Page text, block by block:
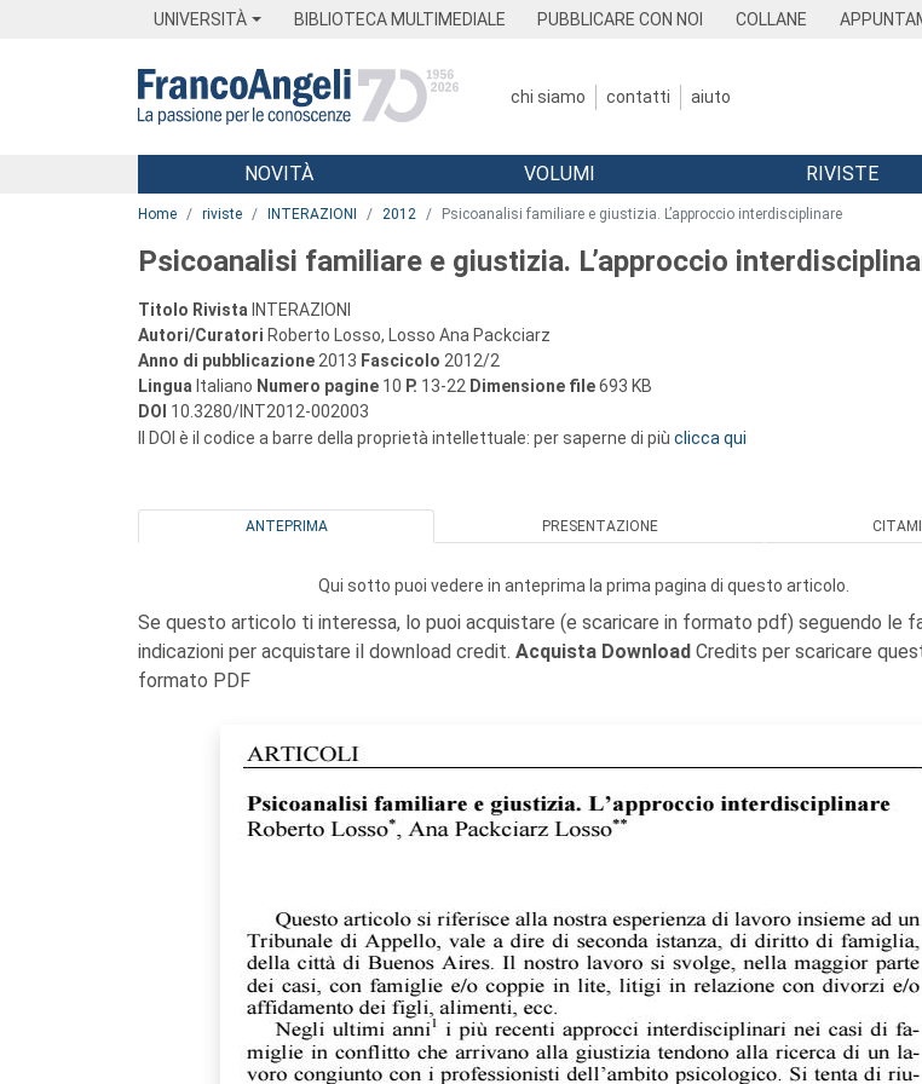
UNIVERSITÀ BIBLIOTECA MULTIMEDIALE PUBBLICARE CON NOI COLLANE
chi siamo contatti aiuto
Menu
NOVITÀ VOLUMI RIVISTE
Home riviste INTERAZIONI 2012 Psicoanalisi familiare e giustizia. L’approccio interdisciplinare
Psicoanalisi familiare e giustizia. L’approccio
Titolo Rivista INTERAZIONI
Autori/Curatori Roberto Losso, Losso Ana Packciarz
Anno di pubblicazione 2013 Fascicolo 2012/2
Lingua Italiano Numero pagine 10 P. 13-22 Dimensione file693 KB
DOI 10.3280/INT2012-002003
Il DOI è il codice a barre della proprietà intellettuale: per saperne di più clicca qui
ANTEPRIMA PRESENTAZIONE CITAMI
Qui sotto puoi vedere in anteprima la prima pagina di questo articolo.
Se questo articolo ti interessa, lo puoi acquistare (e scaricare in formato pdf) seguendo le
indicazioni per acquistare il download credit. Acquista Download Credits per scaricare
formato PDF